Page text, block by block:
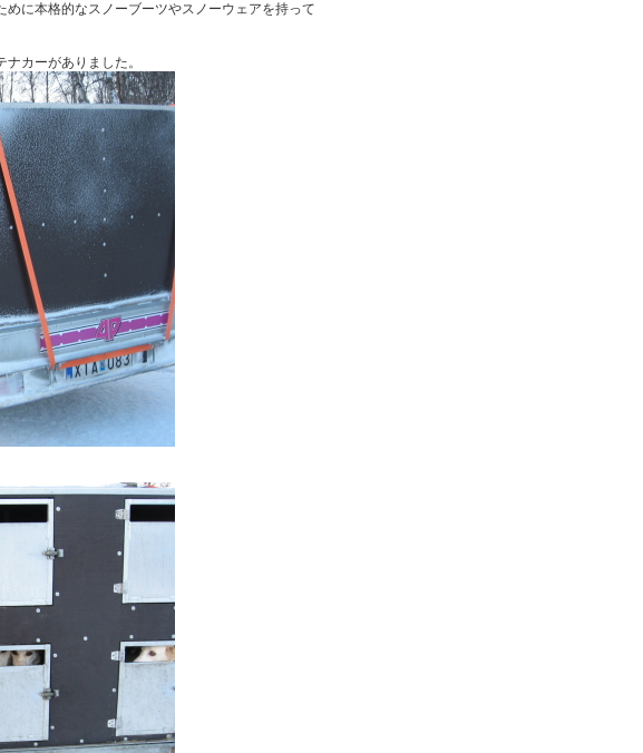
に本格的なスノーブーツやスノーウェアを持って
カーがありました。